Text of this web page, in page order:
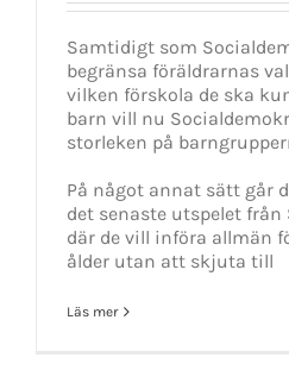
Samtidigt som
begränsa föräldrarnas
vilken förskola de ska
barn vill nu
storleken på
På något annat sätt går
det senaste utspelet
där de vill införa allmän
ålder utan att skjuta till
Läs mer